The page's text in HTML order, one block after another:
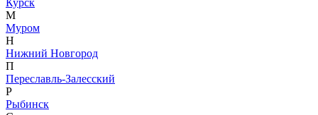
Курск
М
Муром
Н
Нижний Новгород
П
Переславль-Залесский
Р
Рыбинск